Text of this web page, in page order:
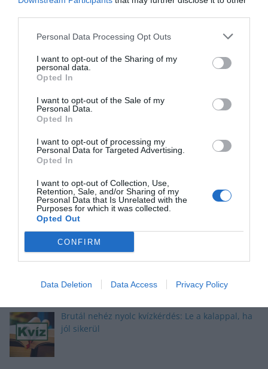
Personal Data Processing Opt Outs
I want to opt-out of the Sharing of my
personal data.
Opted In
I want to opt-out of the Sale of my
Personal Data.
Opted In
I want to opt-out of processing my
Personal Data for Targeted Advertising.
Opted In
I want to opt-out of Collection, Use,
Retention, Sale, and/or Sharing of my
Personal Data that Is Unrelated with the
Purposes for which it was collected.
Opted Out
CONFIRM
Data Deletion Data Access Privacy Policy
Pénteken kezdődik a 26. Gyulai Pálinkafesztivál
Kvíz kérdések: Egy kicsi szórakozásra vágysz? Ezt
a mixt neked szántuk
csak neked!
Nyolc gyors kvíz kérdés: Ma sem hagyunk újabb
fejtörő nélkül
Brutál nehéz nyolc kvízkérdés: Le a kalappal, ha
jól sikerül